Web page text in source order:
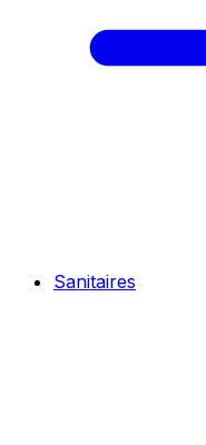
Sanitaires